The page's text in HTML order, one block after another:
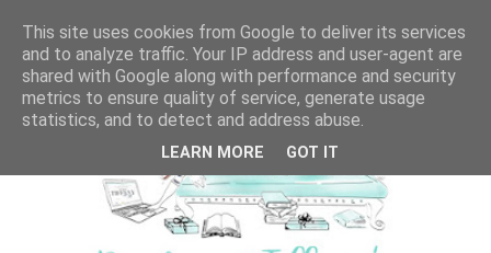
This site uses cookies from Google to deliver its services
and to analyze traffic. Your IP address and user-agent are
shared with Google along with performance and security
metrics to ensure quality of service, generate usage
statistics, and to detect and address abuse.
LEARN MORE GOT IT